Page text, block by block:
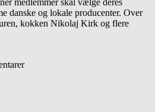
medlemmer skal vælge deres
danske og lokale producenter. Over
kokken Nikolaj Kirk og flere